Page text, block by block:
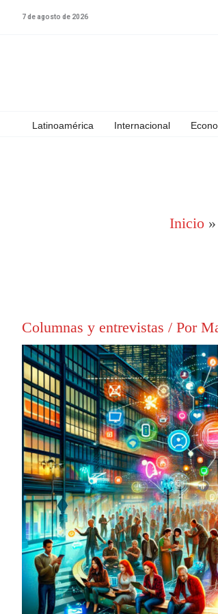
7 de agosto de 2026
Latinoamérica Internacional
Inicio
Columnas y entrevistas / Por